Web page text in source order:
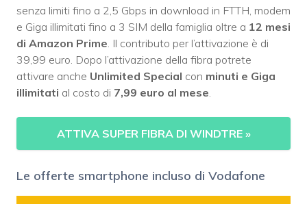
senza limiti fino a 2,5 Gbps in download in FTTH, modem
e Giga illimitati fino a 3 SIM della famiglia oltre a 12 mesi
di Amazon Prime. Il contributo per l’attivazione è di
39,99 euro. Dopo l’attivazione della fibra potrete
attivare anche Unlimited Special con minuti e Giga
illimitati al costo di 7,99 euro al mese.
ATTIVA SUPER FIBRA DI WINDTRE »
Le offerte smartphone incluso di Vodafone